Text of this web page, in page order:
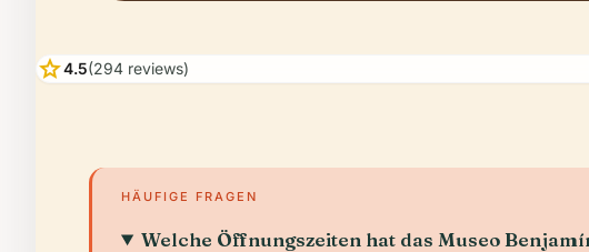
star4.5(294 reviews)
HÄUFIGE FRAGEN
Welche Öffnungszeiten hat das Museo